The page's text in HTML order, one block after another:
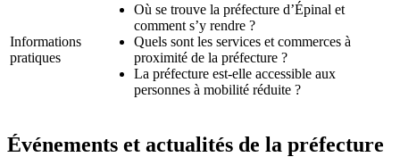
Informations
pratiques
Où se trouve la préfecture d’Épinal et
comment s’y rendre ?
Quels sont les services et commerces à
proximité de la préfecture ?
La préfecture est-elle accessible aux
personnes à mobilité réduite ?
Événements et actualités de la préfecture